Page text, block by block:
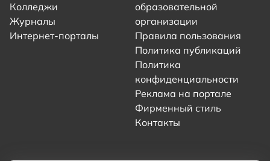
Колледжи
Журналы
Интернет-порталы
образовательной
организации
Правила пользования
Политика публикаций
Политика
конфиденциальности
Реклама на портале
Фирменный стиль
Контакты